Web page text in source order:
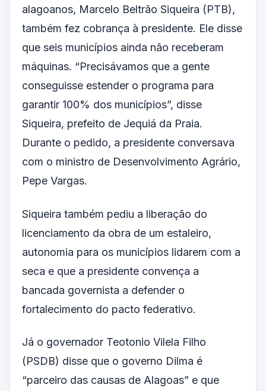
alagoanos, Marcelo Beltrão Siqueira (PTB),
também fez cobrança à presidente. Ele disse
que seis municípios ainda não receberam
máquinas. “Precisávamos que a gente
conseguisse estender o programa para
garantir 100% dos municípios”, disse
Siqueira, prefeito de Jequiá da Praia.
Durante o pedido, a presidente conversava
com o ministro de Desenvolvimento Agrário,
Pepe Vargas.
Siqueira também pediu a liberação do
licenciamento da obra de um estaleiro,
autonomia para os municípios lidarem com a
seca e que a presidente convença a
bancada governista a defender o
fortalecimento do pacto federativo.
Já o governador Teotonio Vilela Filho
(PSDB) disse que o governo Dilma é
“parceiro das causas de Alagoas” e que